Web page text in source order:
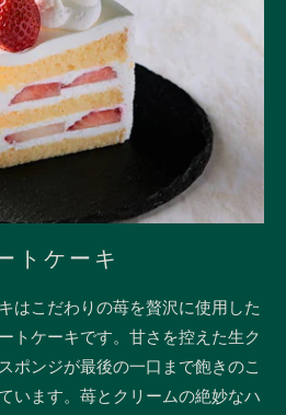
トケーキ
はこだわりの苺を贅沢に使用した
トケーキです。甘さを控えた生ク
ポンジが最後の一口まで飽きのこ
います。苺とクリームの絶妙なハ